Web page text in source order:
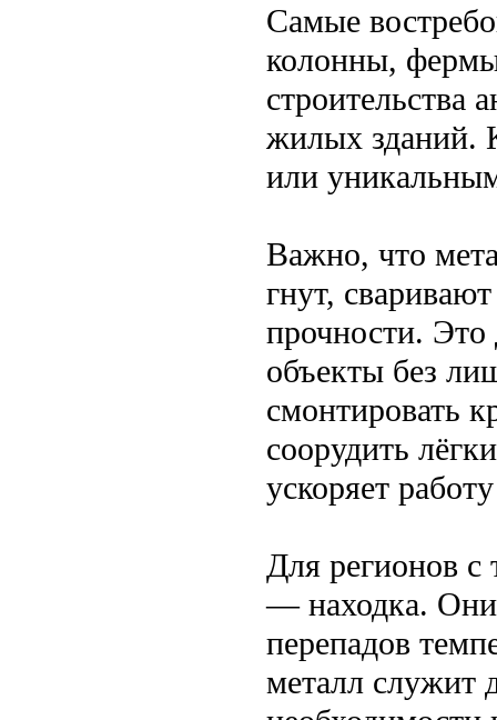
Самые
колонны,
строительства
жилых зданий.
или
Важно, что
гнут,
прочности. Это
объекты без
смонтировать
соорудить
ускоряет
Для регионов
— находка. Они
перепадов
металл служит